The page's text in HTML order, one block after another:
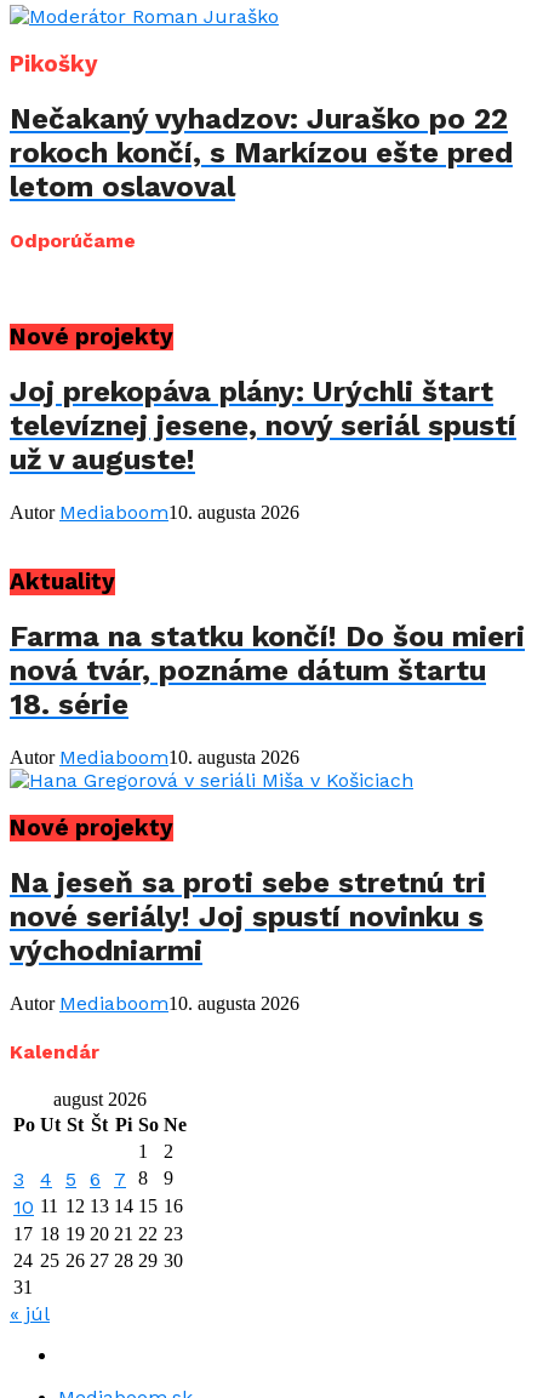
Pikošky
Nečakaný vyhadzov: Juraško po 22
rokoch končí, s Markízou ešte pred
letom oslavoval
Odporúčame
Nové projekty
Joj prekopáva plány: Urýchli štart
televíznej jesene, nový seriál spustí
už v auguste!
Autor Mediaboom10. augusta 2026
Aktuality
Farma na statku končí! Do šou mieri
nová tvár, poznáme dátum štartu
18. série
Autor Mediaboom10. augusta 2026
Nové projekty
Na jeseň sa proti sebe stretnú tri
nové seriály! Joj spustí novinku s
východniarmi
Autor Mediaboom10. augusta 2026
Kalendár
august 2026
Po Ut St Št Pi So Ne
1
2
3 4 5 6 7 8 9
10 11 12 13 14 15 16
17 18 19 20 21 22 23
24 25 26 27 28 29 30
31
« júl